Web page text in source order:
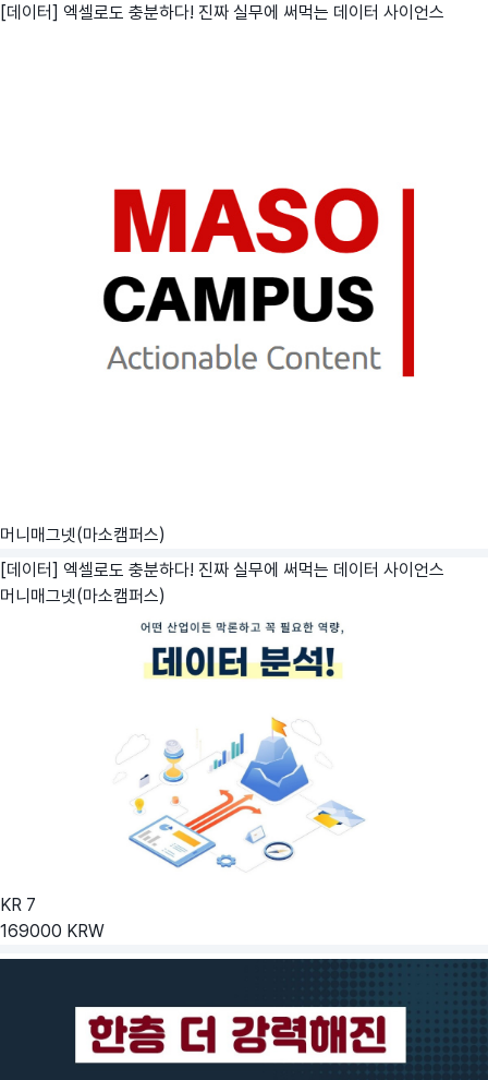
[데이터] 엑셀로도 충분하다! 진짜 실무에 써먹는 데이터 사이언스
머니매그넷(마소캠퍼스)
[데이터] 엑셀로도 충분하다! 진짜 실무에 써먹는 데이터 사이언스
머니매그넷(마소캠퍼스)
KR 7
169000 KRW